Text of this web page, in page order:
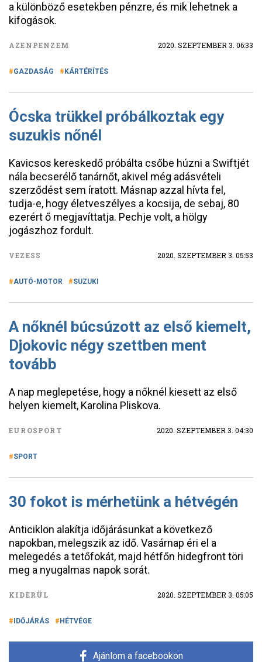
a különböző esetekben pénzre, és mik lehetnek a
kifogások.
AZENPENZEM 2020. SZEPTEMBER 3. 06:33
GAZDASÁG KÁRTÉRÍTÉS
Ócska trükkel próbálkoztak egy
suzukis nőnél
Kavicsos kereskedő próbálta csőbe húzni a Swiftjét
nála becserélő tanárnőt, akivel még adásvételi
szerződést sem íratott. Másnap azzal hívta fel,
tudja-e, hogy életveszélyes a kocsija, de sebaj, 80
ezerért ő megjavíttatja. Pechje volt, a hölgy
jogászhoz fordult.
VEZESS 2020. SZEPTEMBER 3. 05:53
AUTÓ-MOTOR SUZUKI
A nőknél búcsúzott az első kiemelt,
Djokovic négy szettben ment
tovább
A nap meglepetése, hogy a nőknél kiesett az első
helyen kiemelt, Karolina Pliskova.
EUROSPORT 2020. SZEPTEMBER 3. 04:30
SPORT
30 fokot is mérhetünk a hétvégén
Anticiklon alakítja időjárásunkat a következő
napokban, melegszik az idő. Vasárnap éri el a
melegedés a tetőfokát, majd hétfőn hidegfront töri
meg a nyugalmas napok sorát.
KIDERÜL 2020. SZEPTEMBER 3. 05:05
IDŐJÁRÁS HÉTVÉGE
Ajánlom a facebookon